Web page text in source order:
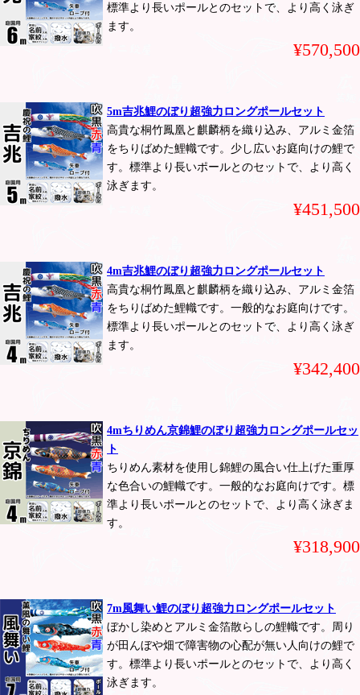
標準より長いポールとのセットで、より高く泳ぎ
ます。
¥570,500
5m吉兆鯉のぼり超強力ロングポールセット
高貴な桐竹鳳凰と麒麟柄を織り込み、アルミ金箔
をちりばめた鯉幟です。少し広いお庭向けの鯉で
す。標準より長いポールとのセットで、より高く
泳ぎます。
¥451,500
4m吉兆鯉のぼり超強力ロングポールセット
高貴な桐竹鳳凰と麒麟柄を織り込み、アルミ金箔
をちりばめた鯉幟です。一般的なお庭向けです。
標準より長いポールとのセットで、より高く泳ぎ
ます。
¥342,400
4mちりめん京錦鯉のぼり超強力ロングポールセッ
ト
ちりめん素材を使用し錦鯉の風合い仕上げた重厚
な色合いの鯉幟です。一般的なお庭向けです。標
準より長いポールとのセットで、より高く泳ぎま
す。
¥318,900
7m風舞い鯉のぼり超強力ロングポールセット
ぼかし染めとアルミ金箔散らしの鯉幟です。周り
が田んぼや畑で障害物の心配が無い人向けの鯉で
す。標準より長いポールとのセットで、より高く
泳ぎます。